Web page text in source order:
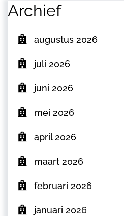
Archief
augustus 2026
juli 2026
juni 2026
mei 2026
april 2026
maart 2026
februari 2026
januari 2026